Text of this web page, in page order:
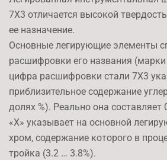
7Х3 отличается высокой
ее назначение.
Основные легирующие элементы
расшифровки его названия
цифра расшифровки стали 7Х3
приблизительное содержание
долях %). Реально она составляет
«Х» указывает на основной
хром, содержание которого в
тройка (3.2 … 3.8%).